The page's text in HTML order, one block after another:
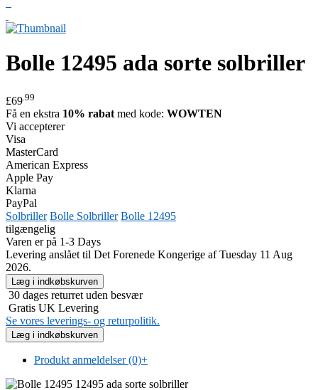
Bolle 12495 ada sorte solbriller
£69 .99
Få en ekstra 10% rabat med kode: WOWTEN
Vi accepterer
Visa
MasterCard
American Express
Apple Pay
Klarna
PayPal
Solbriller Bolle Solbriller Bolle 12495
tilgængelig
Varen er på 1-3 Days
Levering anslået til Det Forenede Kongerige af Tuesday 11 Aug
2026.
30 dages returret uden besvær
Gratis UK Levering
Se vores leverings- og returpolitik.
Produkt anmeldelser (0)+